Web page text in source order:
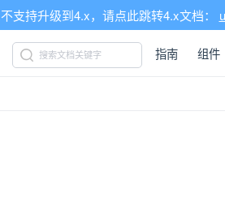
支持升级到4.x，请点此跳转4.x文档：
指南 组件